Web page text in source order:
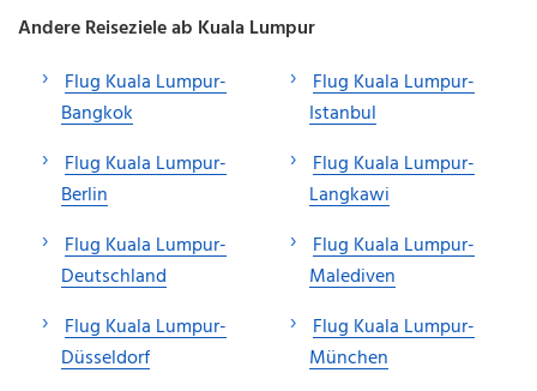
Andere Reiseziele ab Kuala Lumpur
Flug Kuala Lumpur-
Bangkok
Flug Kuala Lumpur-
Berlin
Flug Kuala Lumpur-
Deutschland
Flug Kuala Lumpur-
Düsseldorf
Flug Kuala Lumpur-
Istanbul
Flug Kuala Lumpur-
Langkawi
Flug Kuala Lumpur-
Malediven
Flug Kuala Lumpur-
München